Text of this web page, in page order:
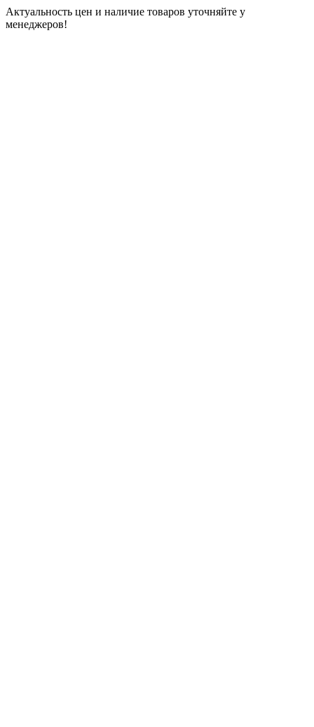
Актуальность цен и наличие товаров уточняйте у
менеджеров!